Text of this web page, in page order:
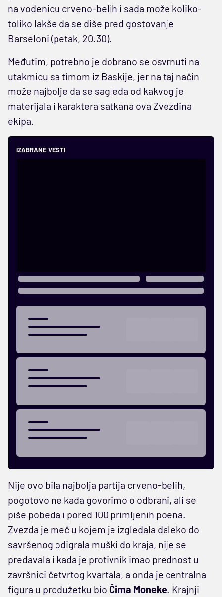
na vodenicu crveno-belih i sada može koliko-
toliko lakše da se diše pred gostovanje
Barseloni (petak, 20.30).
Međutim, potrebno je dobrano se osvrnuti na
utakmicu sa timom iz Baskije, jer na taj način
može najbolje da se sagleda od kakvog je
materijala i karaktera satkana ova Zvezdina
ekipa.
IZABRANE VESTI
Nije ovo bila najbolja partija crveno-belih,
pogotovo ne kada govorimo o odbrani, ali se
piše pobeda i pored 100 primljenih poena.
Zvezda je meč u kojem je izgledala daleko do
savršenog odigrala muški do kraja, nije se
predavala i kada je protivnik imao prednost u
završnici četvrtog kvartala, a onda je centralna
figura u produžetku bio Čima Moneke. Krajnji